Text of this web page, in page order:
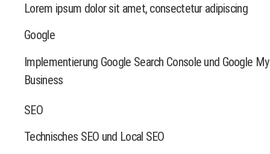
Lorem ipsum dolor sit amet, consectetur adipiscing
Google
Implementierung Google Search Console und Google My
Business
SEO
Technisches SEO und Local SEO